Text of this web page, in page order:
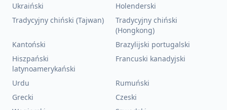
Ukraiński
Holenderski
Tradycyjny chiński (Tajwan)
Tradycyjny chiński
(Hongkong)
Kantoński
Brazylijski portugalski
Hiszpański
latynoamerykański
Francuski kanadyjski
Urdu
Rumuński
Grecki
Czeski